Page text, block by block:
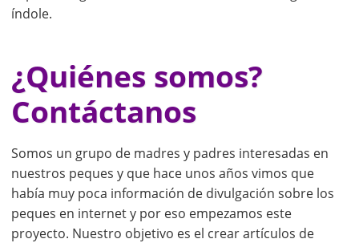
índole.
¿Quiénes somos?
Contáctanos
Somos un grupo de madres y padres interesadas en
nuestros peques y que hace unos años vimos que
había muy poca información de divulgación sobre los
peques en internet y por eso empezamos este
proyecto. Nuestro objetivo es el crear artículos de